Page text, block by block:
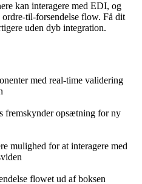
kan interagere med EDI, og
til-forsendelse flow. Få dit
uden dyb integration.
med real-time validering
fremskynder opsætning for ny
mulighed for at interagere med
flowet ud af boksen